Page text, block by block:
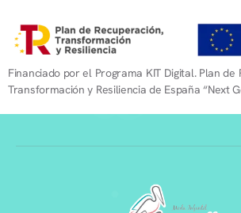
Financiado por el Programa KIT Digital. Plan de
Transformación y Resiliencia de España “Next